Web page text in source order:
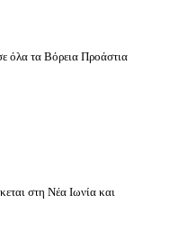
όλα τα Βόρεια Προάστια
στη Νέα Ιωνία και